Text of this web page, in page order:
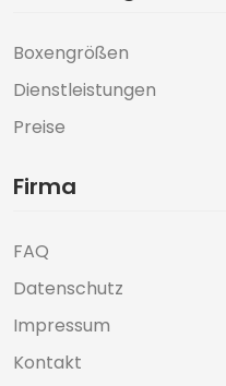
Boxengrößen
Dienstleistungen
Preise
Firma
FAQ
Datenschutz
Impressum
Kontakt